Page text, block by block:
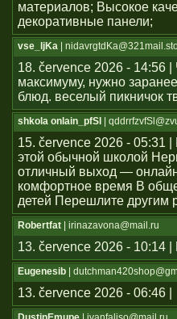
материалов; Высокое
декоративные панели;
vse_ljKa |
18. července 2026 - 14:56
максимуму, нужно
блюд. веселый пикничок
shkola onlain_pfSl |
15. července 2026 - 05:31
этой обычной школой
отличный выход —
комфортное время В
детей Перешлите другим
Robertfat | irinazavona@mail.ru
13. července 2026 - 10:14
Eugenesib |
13. července 2026 - 06:46 |